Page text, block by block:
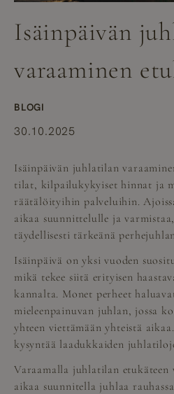
Isäinpäivän
varaaminen
BLOGI
30.10.2025
Isäinpäivän juhlatilan
tilat, kilpailukykyiset hinnat ja
räätälöityihin palveluihin.
aikaa suunnittelulle ja
täydellisesti tärkeänä
Isäinpäivä on yksi vuoden
mikä tekee siitä erityisen
kannalta. Monet perheet
mieleenpainuvan juhlan, jossa
yhteen viettämään yhteistä
kysyntää laadukkaiden
Varaamalla juhlatilan etukäteen
aikaa suunnitella juhlaa